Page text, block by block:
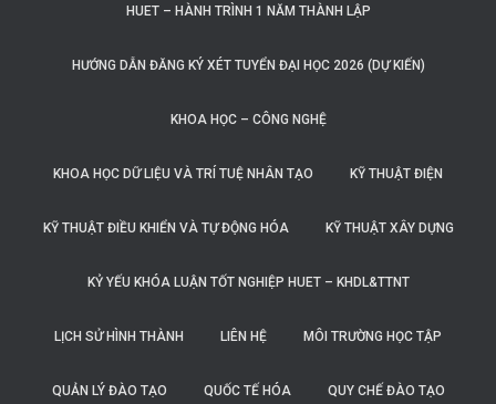
HUET – HÀNH TRÌNH 1 NĂM THÀNH LẬP
HƯỚNG DẪN ĐĂNG KÝ XÉT TUYỂN ĐẠI HỌC 2026 (DỰ KIẾN)
KHOA HỌC – CÔNG NGHỆ
KHOA HỌC DỮ LIỆU VÀ TRÍ TUỆ NHÂN TẠO KỸ THUẬT ĐIỆN
KỸ THUẬT ĐIỀU KHIỂN VÀ TỰ ĐỘNG HÓA KỸ THUẬT XÂY DỰNG
KỶ YẾU KHÓA LUẬN TỐT NGHIỆP HUET – KHDL&TTNT
LỊCH SỬ HÌNH THÀNH LIÊN HỆ MÔI TRƯỜNG HỌC TẬP
QUẢN LÝ ĐÀO TẠO QUỐC TẾ HÓA QUY CHẾ ĐÀO TẠO